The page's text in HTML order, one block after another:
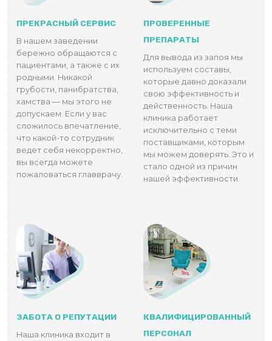
ПРЕКРАСНЫЙ СЕРВИС
В нашем заведении
бережно обращаются с
пациентами, а также с их
родными. Никакой
грубости, панибратства,
хамства — мы этого не
допускаем. Если у вас
сложилось впечатление,
что какой-то сотрудник
ведёт себя некорректно,
вы всегда можете
пожаловаться главврачу.
ПРОВЕРЕННЫЕ
ПРЕПАРАТЫ
Для вывода из запоя мы
используем составы,
которые давно доказали
свою эффективность и
действенность. Наша
клиника работает
исключительно с теми
поставщиками, которым
мы можем доверять. Это и
стало одной из причин
нашей эффективности.
ЗАБОТА О РЕПУТАЦИИ
Наша клиника входит в
КВАЛИФИЦИРОВАННЫЙ
ПЕРСОНАЛ